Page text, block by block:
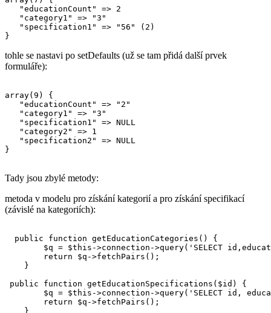
   "educationCount" => 2
   "category1" => "3"
   "specification1" => "56" (2)
tohle se nastavi po setDefaults (už se tam přidá další prvek
formuláře):
array(9) {
   "educationCount" => "2"
   "category1" => "3"
   "specification1" => NULL
   "category2" => 1
   "specification2" => NULL
}
Tady jsou zbylé metody:
metoda v modelu pro získání kategorií a pro získání specifikací
(závislé na kategoriích):
  public function getEducationCategories() {
$q = $this->connection->query('SELECT
        return $q->fetchPairs();
    }
public function getEducationSpecifications($id) {
$q = $this->connection->query('SELECT id,
        return $q->fetchPairs();
    }